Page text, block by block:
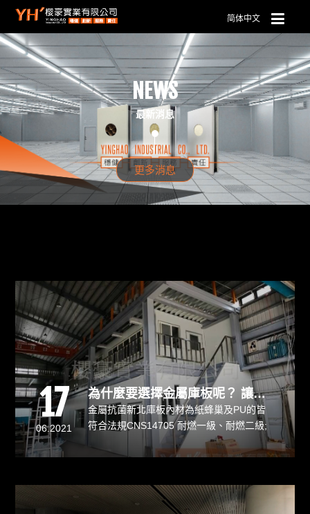
简体中文
NEWS
最新消息
更多消息
17
06.2021
為什麼要選擇金屬庫板呢？ 讓櫻豪庫板專家告訴您！
金屬抗菌新北庫板內材為紙蜂巢及PU的皆
符合法規CNS14705 耐燃一級、耐燃二級;
岩棉屬於CNS-12514防火時效、隔音優
良、環保又耐操，我們的新北庫板鋼板皆
白鐵等材質可選擇，為內政部營建署認證合
格之綠建材，可檢附標章與耐燃證明，師傅